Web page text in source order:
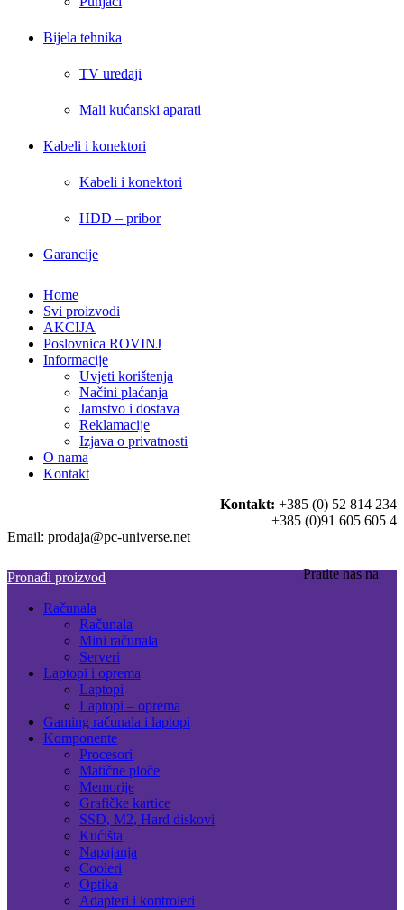
Bijela tehnika
TV uređaji
Mali kućanski aparati
Kabeli i konektori
Kabeli i konektori
HDD – pribor
Garancije
Home
Svi proizvodi
AKCIJA
Poslovnica ROVINJ
Informacije
Uvjeti korištenja
Načini plaćanja
Jamstvo i dostava
Reklamacije
Izjava o privatnosti
O nama
Kontakt
Kontakt: +385 (0) 52 814 234
+385 (0)91 605 605 4
Email: prodaja@pc-universe.net
Pratite nas na
Pronađi proizvod
Računala
Računala
Mini računala
Serveri
Laptopi i oprema
Laptopi
Laptopi – oprema
Gaming računala i laptopi
Komponente
Procesori
Matične ploče
Memorije
Grafičke kartice
SSD, M2, Hard diskovi
Kućišta
Napajanja
Cooleri
Optika
Adapteri i kontroleri